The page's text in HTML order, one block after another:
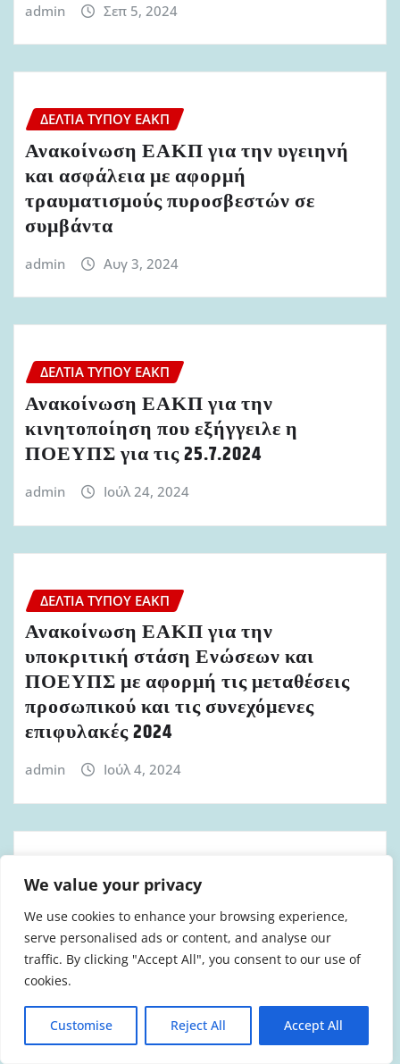
We value your privacy
We use cookies to enhance your browsing experience,
serve personalised ads or content, and analyse our
traffic. By clicking "Accept All", you consent to our use of
cookies.
Customise Reject All Accept All
admin Σεπ 5, 2024
ΔΕΛΤΊΑ ΤΎΠΟΥ ΕΑΚΠ
Ανακοίνωση ΕΑΚΠ για την υγειηνή
και ασφάλεια με αφορμή
τραυματισμούς πυροσβεστών σε
συμβάντα
admin Αυγ 3, 2024
ΔΕΛΤΊΑ ΤΎΠΟΥ ΕΑΚΠ
Ανακοίνωση ΕΑΚΠ για την
κινητοποίηση που εξήγγειλε η
ΠΟΕΥΠΣ για τις 25.7.2024
admin Ιούλ 24, 2024
ΔΕΛΤΊΑ ΤΎΠΟΥ ΕΑΚΠ
Ανακοίνωση ΕΑΚΠ για την
υποκριτική στάση Ενώσεων και
ΠΟΕΥΠΣ με αφορμή τις μεταθέσεις
προσωπικού και τις συνεχόμενες
επιφυλακές 2024
admin Ιούλ 4, 2024
ΔΕΛΤΊΑ ΤΎΠΟΥ ΕΑΚΠ
ΕΑΚΠ Ανακοίνωση συμπαράστασης
στον αγώνα των εργαζομένων της
ΛΑΡΚΟ 19.6.2024